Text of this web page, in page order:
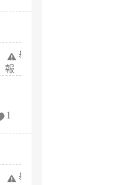
舉
報
1
舉